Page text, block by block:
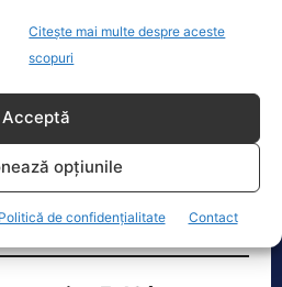
Citește mai multe despre aceste
scopuri
Acceptă
opțiunile
Politică de confidențialitate Contact
200-300 de dolari pensie
de dolari (…) A fost
pe social media, cu
partid”, a mai spus Călin